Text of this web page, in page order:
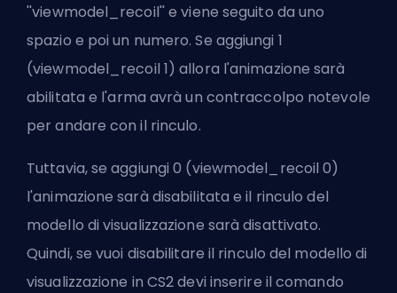
''viewmodel_recoil'' e viene seguito da uno
spazio e poi un numero. Se aggiungi 1
(viewmodel_recoil 1) allora l'animazione sarà
abilitata e l'arma avrà un contraccolpo notevole
per andare con il rinculo.
Tuttavia, se aggiungi 0 (viewmodel_recoil 0)
l'animazione sarà disabilitata e il rinculo del
modello di visualizzazione sarà disattivato.
Quindi, se vuoi disabilitare il rinculo del modello di
visualizzazione in CS2 devi inserire il comando